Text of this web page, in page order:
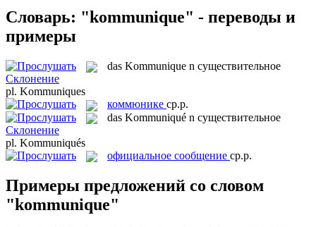
Словарь: "kommunique" - переводы и
примеры
das Kommunique n существительное
Склонение
pl. Kommuniques
коммюнике ср.р.
das Kommuniqué n существительное
Склонение
pl. Kommuniqués
официальное сообщение ср.р.
Примеры предложений со словом
"kommunique"